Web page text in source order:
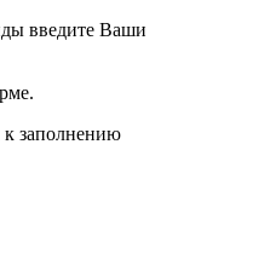
введите Ваши
к заполнению